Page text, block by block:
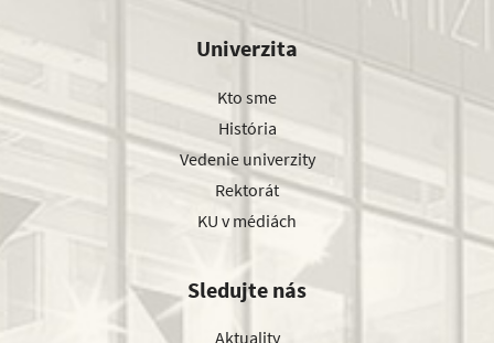
Univerzita
Kto sme
História
Vedenie univerzity
Rektorát
KU v médiách
Sledujte nás
Aktuality